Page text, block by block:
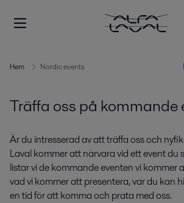
Hem Nordic events
Träffa oss på kommande
Är du intresserad av att träffa oss och
Laval kommer att närvara vid ett event du
listar vi de kommande eventen vi kommer
vad vi kommer att presentera, var du kan
en tid för att komma och prata med oss.